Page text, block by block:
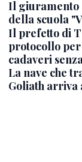
Il giuramento
della scuola
Il prefetto di
protocollo
cadaveri
La nave che
Goliath arriva